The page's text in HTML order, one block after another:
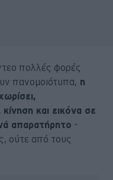
πολλές φορές
πανομοιότυπα,
η
και εικόνα σε
απαρατήρητο –
ούτε από τους